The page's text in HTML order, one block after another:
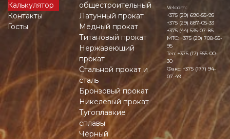
Калькулятор
Контакты
Госты
общестроительный
Латунный прокат
Медный прокат
Титановый прокат
Нержавеющий
прокат
Стальной прокат и
сталь
Бронзовый прокат
Никелевый прокат
Тугоплавкие
сплавы
Чёрный
Velcom:
+375 (29) 690-55-95
+375 (29) 687-05-33
+375 (44) 535-07-85
MTC:+375 (29) 708-55-
95
Тел: +375 (17) 555-00-
30
Факс: +375 (177) 94-
07-49